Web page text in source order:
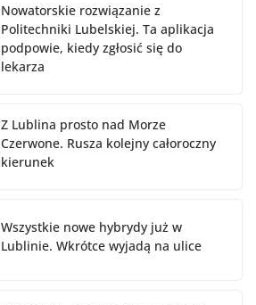
Nowatorskie rozwiązanie z
Politechniki Lubelskiej. Ta aplikacja
podpowie, kiedy zgłosić się do
lekarza
Z Lublina prosto nad Morze
Czerwone. Rusza kolejny całoroczny
kierunek
Wszystkie nowe hybrydy już w
Lublinie. Wkrótce wyjadą na ulice